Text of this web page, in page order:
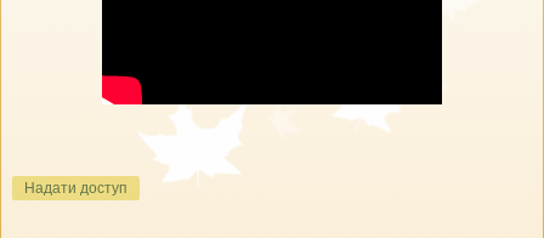
Надати доступ